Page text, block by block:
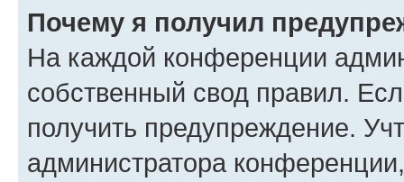
Почему я получил
На каждой конференции
собственный свод правил.
получить предупреждение.
администратора